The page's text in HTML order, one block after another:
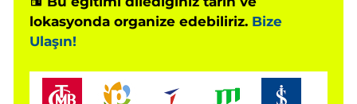
lokasyonda organize edebiliriz. Bize
Ulaşın!